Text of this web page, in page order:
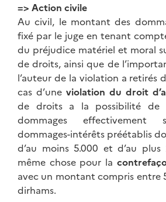
=> Action civile
Au civil, le montant des
fixé par le juge en tenant
du préjudice matériel et moral
de droits, ainsi que de
l’auteur de la violation a retirés
cas d’une violation du droit
de droits a la possibilité de
dommages
dommages-intérêts préétablis
d’au moins 5.000 et d’au
même chose pour la
avec un montant compris entre
dirhams.